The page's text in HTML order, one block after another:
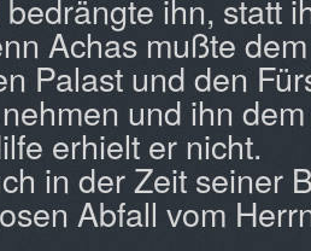
ihn, statt
Achas mußte
Palast und den
und ihn
erhielt er nicht.
in der Zeit seiner
Abfall vom